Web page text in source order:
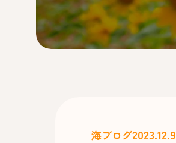
海ブログ2023.12.9